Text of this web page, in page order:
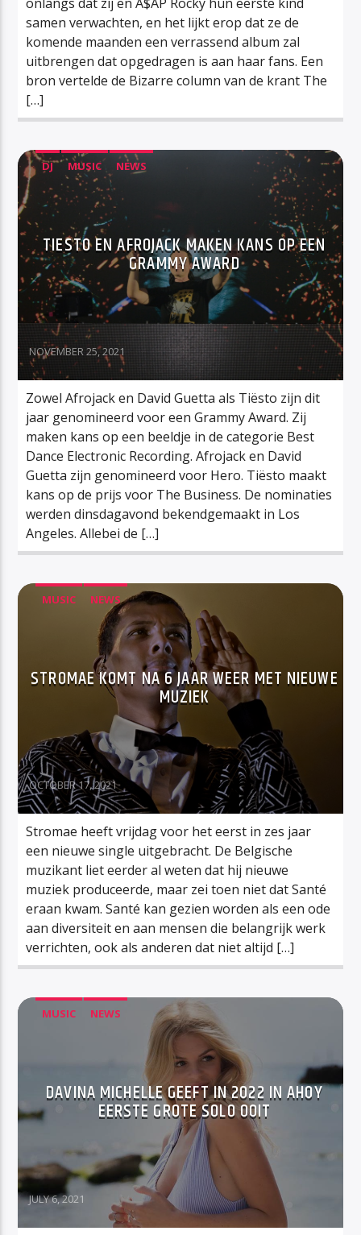
samen verwachten, en het lijkt erop dat ze de
komende maanden een verrassend album zal
uitbrengen dat opgedragen is aan haar fans. Een
bron vertelde de Bizarre column van de krant The
[…]
DJ MUSIC NEWS
TIESTO EN AFROJACK MAKEN KANS OP EEN
GRAMMY AWARD
NOVEMBER 25, 2021
Zowel Afrojack en David Guetta als Tiësto zijn dit
jaar genomineerd voor een Grammy Award. Zij
maken kans op een beeldje in de categorie Best
Dance Electronic Recording. Afrojack en David
Guetta zijn genomineerd voor Hero. Tiësto maakt
kans op de prijs voor The Business. De nominaties
werden dinsdagavond bekendgemaakt in Los
Angeles. Allebei de […]
MUSIC NEWS
STROMAE KOMT NA 6 JAAR WEER MET NIEUWE
MUZIEK
OCTOBER 17, 2021
Stromae heeft vrijdag voor het eerst in zes jaar
een nieuwe single uitgebracht. De Belgische
muzikant liet eerder al weten dat hij nieuwe
muziek produceerde, maar zei toen niet dat Santé
eraan kwam. Santé kan gezien worden als een ode
aan diversiteit en aan mensen die belangrijk werk
verrichten, ook als anderen dat niet altijd […]
MUSIC NEWS
DAVINA MICHELLE GEEFT IN 2022 IN AHOY
EERSTE GROTE SOLO OOIT
JULY 6, 2021